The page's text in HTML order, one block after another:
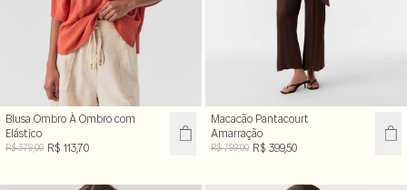
Blusa Ombro À Ombro com
Elástico
R$ 379,00 R$ 113,70
Macacão Pantacourt
Amarração
R$ 799,00 R$ 399,50